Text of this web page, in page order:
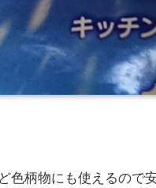
色柄物にも使えるので